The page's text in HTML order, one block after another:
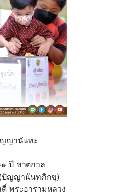
ญานันทะ
ปี ชาตกาล
ปัญญานันทภิกขุ)
พระอารามหลวง